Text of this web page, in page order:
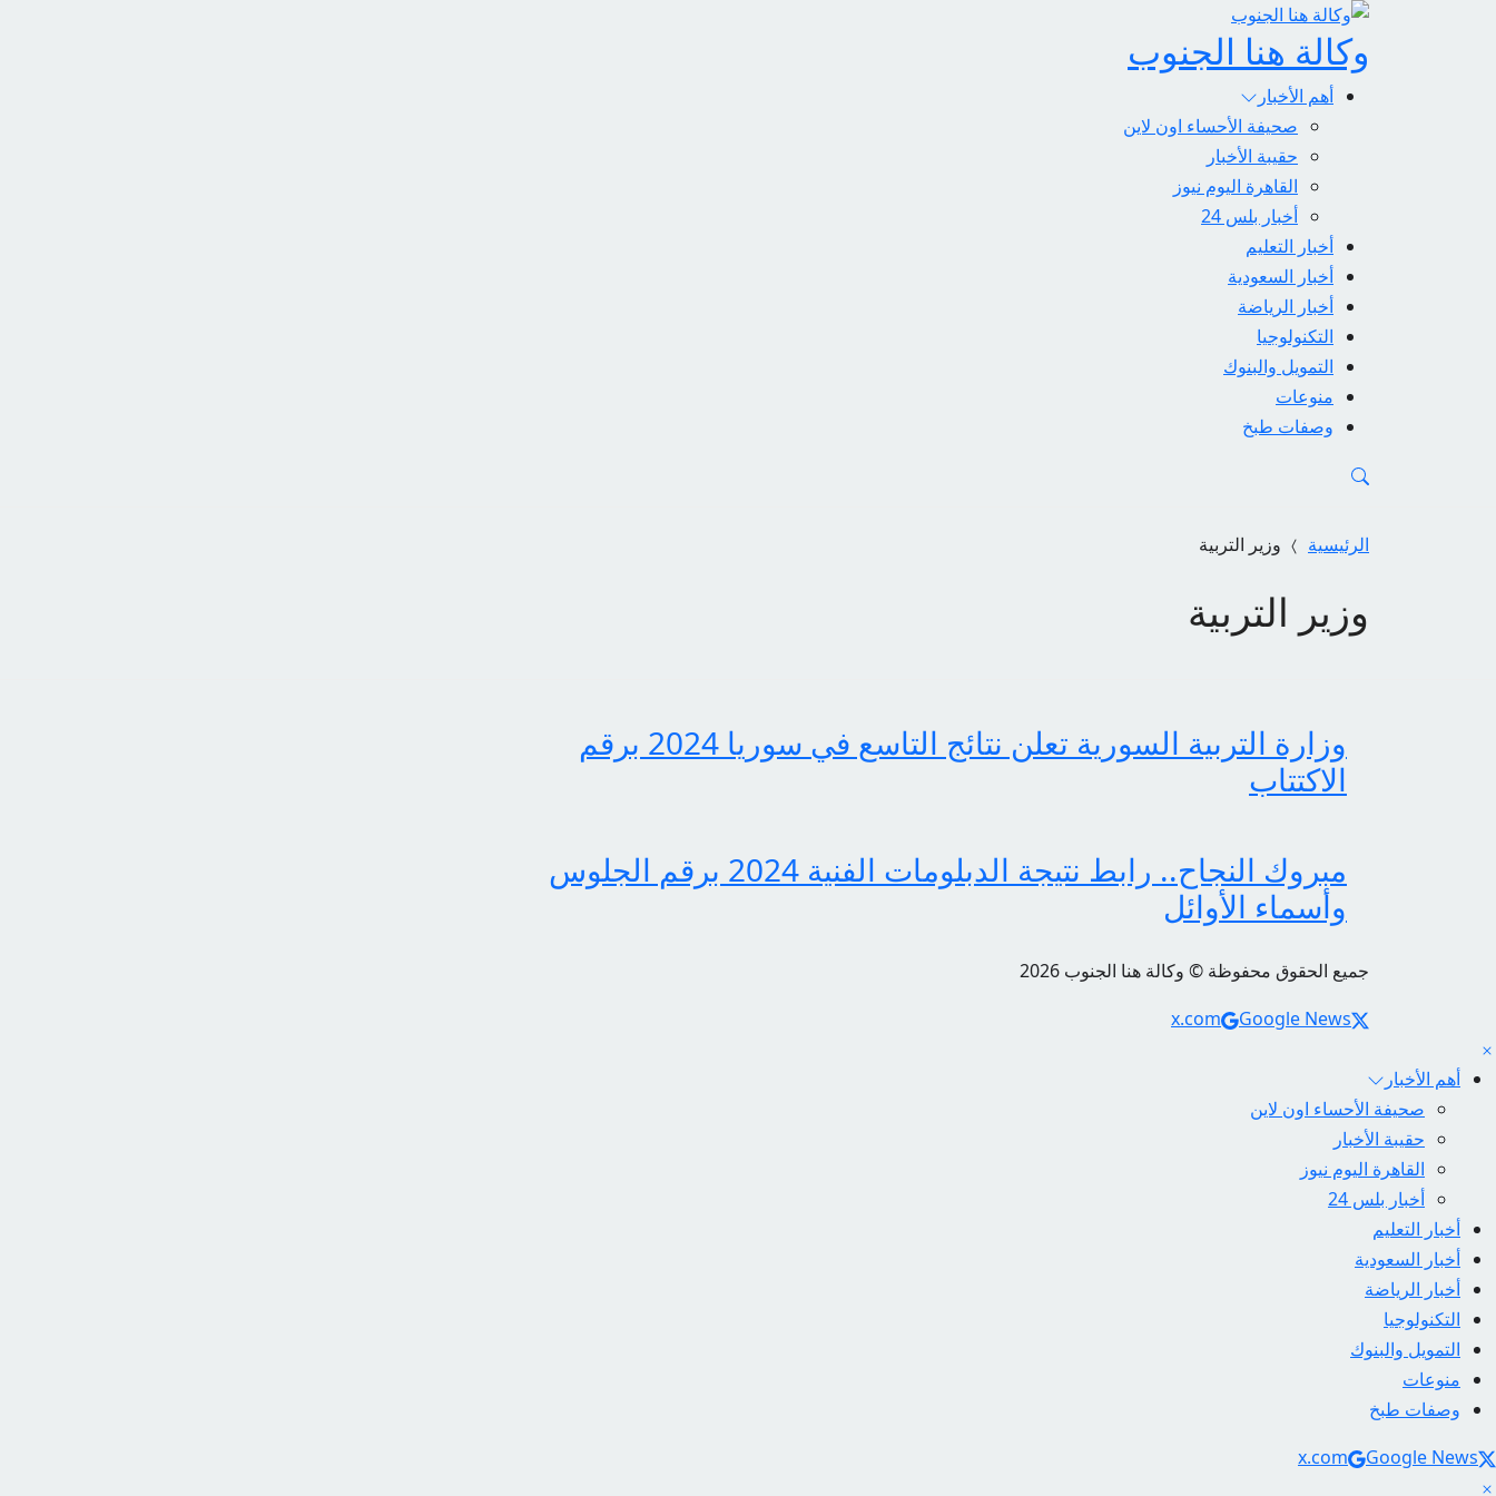
وكالة هنا الجنوب
أهم الأخبار
صحيفة الأحساء اون لاين
حقيبة الأخبار
القاهرة اليوم نيوز
أخبار بلس 24
أخبار التعليم
أخبار السعودية
أخبار الرياضة
التكنولوجيا
التمويل والبنوك
منوعات
وصفات طبخ
الرئيسية وزير التربية
وزير التربية
وزارة التربية السورية تعلن نتائج التاسع في سوريا 2024 برقم
الاكتتاب
مبروك النجاح.. رابط نتيجة الدبلومات الفنية 2024 برقم الجلوس
وأسماء الأوائل
جميع الحقوق محفوظة © وكالة هنا الجنوب 2026
Social Links
x.com Google News
أهم الأخبار
صحيفة الأحساء اون لاين
حقيبة الأخبار
القاهرة اليوم نيوز
أخبار بلس 24
أخبار التعليم
أخبار السعودية
أخبار الرياضة
التكنولوجيا
التمويل والبنوك
منوعات
وصفات طبخ
Social Links
x.com Google News